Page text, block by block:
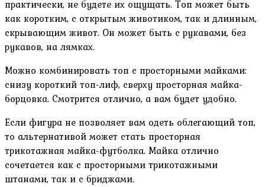
практически, не будете их ощущать. Топ может быть
как коротким, с открытым животиком, так и длинным,
скрывающим живот. Он может быть с рукавами, без
рукавов, на лямках.
Можно комбинировать топ с просторными майками:
снизу короткий топ-лиф, сверху просторная майка-
борцовка. Смотрится отлично, а вам будет удобно.
Если фигура не позволяет вам одеть облегающий топ,
то альтернативой может стать просторная
трикотажная майка-футболка. Майка отлично
сочетается как с просторными трикотажными
штанами, так и с бриджами.